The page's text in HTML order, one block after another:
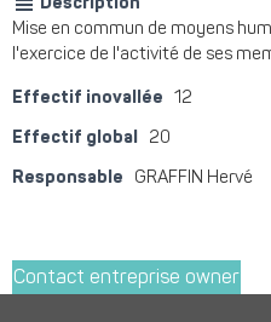
Description
Mise en commun de moyens
l'exercice de l'activité de ses
Effectif inovallée 12
Effectif global 20
Responsable GRAFFIN Hervé
Contact entreprise owner